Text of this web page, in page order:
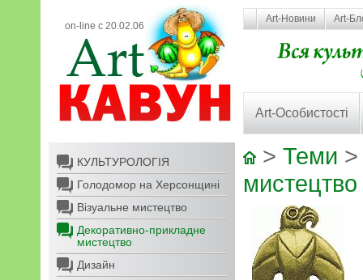
on-line с 20.02.06
Art-Новини Art-
Art-Особистості
КУЛЬТУРОЛОГІЯ
Голодомор на Херсонщині
Візуальне мистецтво
Декоративно-прикладне
мистецтво
Дизайн
> Теми
мистецтво